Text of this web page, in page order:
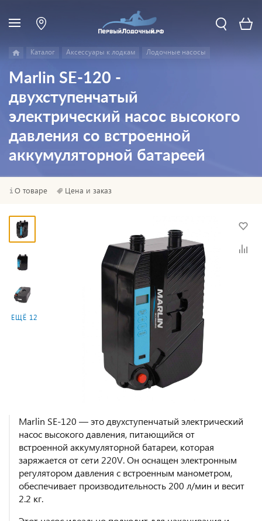
Каталог Аксессуары к лодкам Лодочные насосы
Marlin SE-120 -
двухступенчатый
электрический насос высокого
давления со встроенной
аккумуляторной батареей
О товаре Цена и заказ
ЕЩЁ 12
Marlin SE-120 — это двухступенчатый электрический
насос высокого давления, питающийся от
встроенной аккумуляторной батареи, которая
заряжается от сети 220V. Он оснащен электронным
регулятором давления с встроенным манометром,
обеспечивает производительность 200 л/мин и весит
2.2 кг.